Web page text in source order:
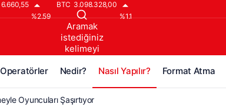
6.660,55
%2.59
BTC 3.098.328,00
%1.1
Aramak
istediğiniz
kelimeyi
Operatörler Nedir? Nasıl Yapılır? Format Atma
Oyuncuları Şaşırtıyor